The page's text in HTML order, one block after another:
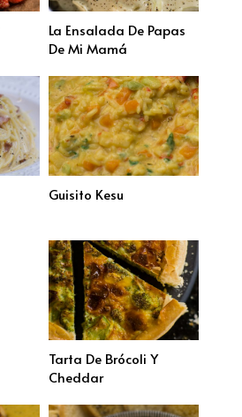
La Ensalada De Papas
De Mi Mamá
Guisito Kesu
Tarta De Brócoli Y
Cheddar